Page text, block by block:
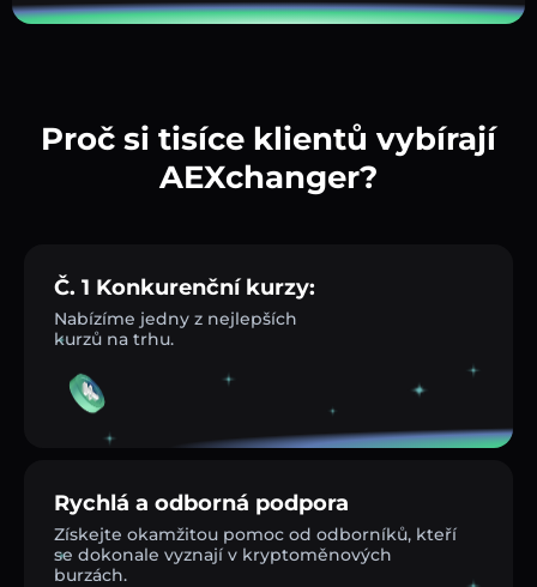
Proč si tisíce klientů vybírají
AEXchanger?
Č. 1 Konkurenční kurzy:
Nabízíme jedny z nejlepších
kurzů na trhu.
Rychlá a odborná podpora
Získejte okamžitou pomoc od odborníků, kteří
se dokonale vyznají v kryptoměnových
burzách.